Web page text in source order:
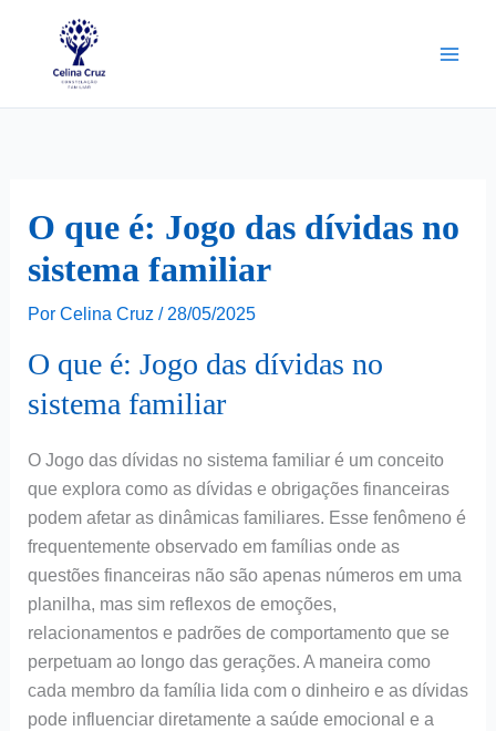
O que é: Jogo das dívidas no
sistema familiar
Por Celina Cruz / 28/05/2025
O que é: Jogo das dívidas no
sistema familiar
O Jogo das dívidas no sistema familiar é um conceito
que explora como as dívidas e obrigações financeiras
podem afetar as dinâmicas familiares. Esse fenômeno é
frequentemente observado em famílias onde as
questões financeiras não são apenas números em uma
planilha, mas sim reflexos de emoções,
relacionamentos e padrões de comportamento que se
perpetuam ao longo das gerações. A maneira como
cada membro da família lida com o dinheiro e as dívidas
pode influenciar diretamente a saúde emocional e a